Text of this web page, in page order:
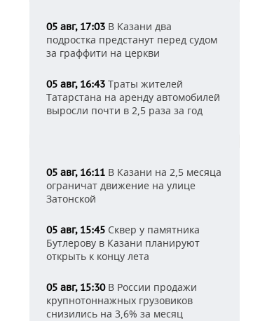
05 авг, 17:03 В Казани два
подростка предстанут перед судом
за граффити на церкви
05 авг, 16:43 Траты жителей
Татарстана на аренду автомобилей
выросли почти в 2,5 раза за год
05 авг, 16:11 В Казани на 2,5 месяца
ограничат движение на улице
Затонской
05 авг, 15:45 Сквер у памятника
Бутлерову в Казани планируют
открыть к концу лета
05 авг, 15:30В России продажи
крупнотоннажных грузовиков
снизились на 3,6% за месяц